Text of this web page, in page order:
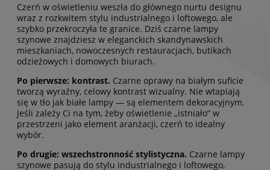
Czerń w oświetleniu weszła do głównego nurtu designu
wraz z rozkwitem stylu industrialnego i loftowego, ale
szybko przekroczyła te granice. Dziś czarne lampy
szynowe znajdziesz w eleganckich skandynawskich
mieszkaniach, nowoczesnych restauracjach, butikach
odzieżowych i domowych biurach.
Po pierwsze: kontrast. Czarne oprawy na białym suficie
tworzą wyraźny, celowy kontrast wizualny. Nie wtapiają
się w tło jak białe lampy — są elementem dekoracyjnym.
Jeśli zależy Ci na tym, żeby oświetlenie „istniało” w
przestrzeni jako element aranżacji, czerń to idealny
wybór.
Po drugie: wszechstronność stylistyczna. Czarne lampy
szynowe pasują do stylu industrialnego i loftowego,